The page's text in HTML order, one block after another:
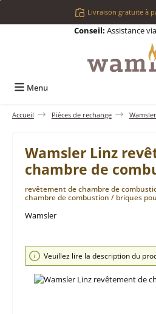
Passer au contenu principalLivraison gratuite à
Conseil: Assistance
Menu
Accueil Pièces de rechange Wamsler
Wamsler Linz
chambre de
revêtement de chambre de
chambre de combustion / briques
Wamsler
Ignorer la galerie d'images
Veuillez lire la description du